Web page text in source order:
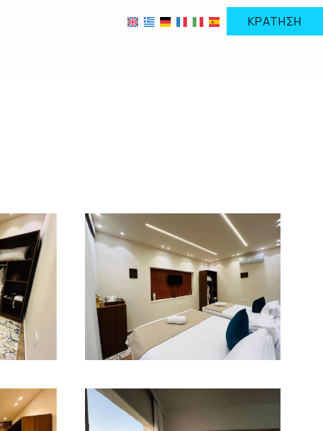
ΚΡΆΤΗΣΗ